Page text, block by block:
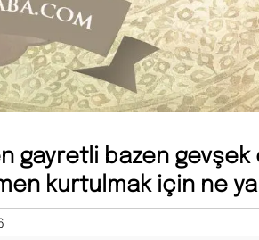
gayretli bazen gevşek
kurtulmak için ne